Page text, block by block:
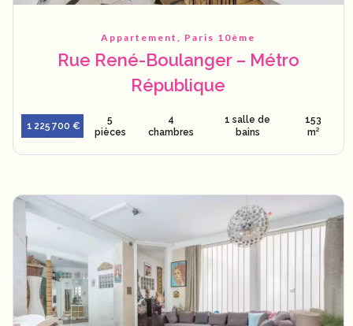
Appartement, Paris 10ème
Rue René-Boulanger – Métro
République
1 225 700 €
5
pièces
4
chambres
1 salle de
bains
153
m²